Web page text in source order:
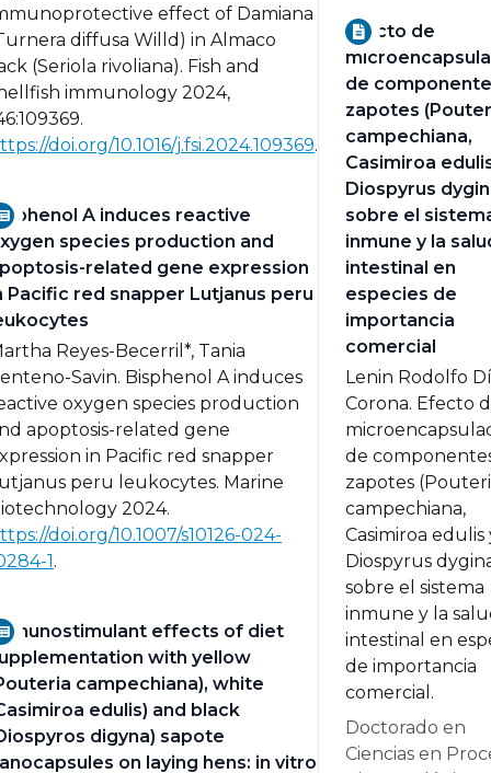
effect of Damiana
diffusa Willd) in Almaco
(Seriola rivoliana). Fish and
immunology 2024,
doi.org/10.1016/j.fsi.2024.109369.
A induces reactive
species production and
related gene expression
Pacific red snapper Lutjanus peru
Reyes-Becerril*, Tania
Savin. Bisphenol A induces
oxygen species production
apoptosis-related gene
in Pacific red snapper
peru leukocytes. Marine
2024.
doi.org/10.1007/s10126-024-
1 .
effects of diet
with yellow
campechiana), white
edulis) and black
digyna) sapote
on laying hens: in vitro
Efecto de
de
zapotes
campechiana,
Casimiroa
Diospyrus
sobre el
inmune y la
intestinal en
especies de
importancia
comercial
Lenin Rodolfo
Corona. Efecto
de
zapotes
campechiana,
Casimiroa edulis
Diospyrus
sobre el sistema
inmune y la
intestinal en
de importancia
comercial.
Doctorado en
Ciencias en